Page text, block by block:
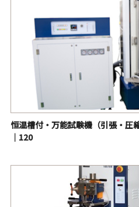
アトラス・SUNTEST®シリ
性試験機】
アトラス・サンテスト（ICH
アトラス・サンテスト XXL+
促進耐候性試験機）
アトラス・UVTest®（紫外線
機）｜1020
恒温槽付・万能試験機（引張・圧
｜120